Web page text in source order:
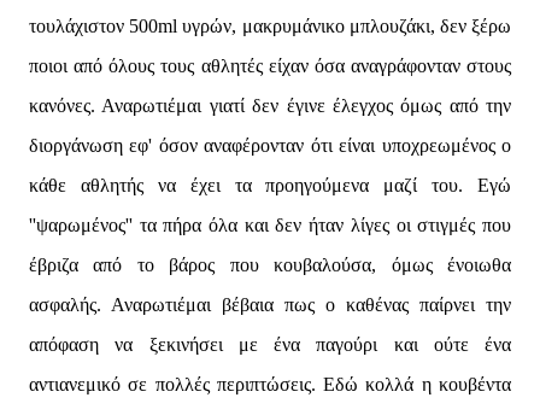
τουλάχιστον 500ml υγρών, μακρυμάνικο μπλουζάκι, δεν ξέρω
ποιοι από όλους τους αθλητές είχαν όσα αναγράφονταν στους
κανόνες. Αναρωτιέμαι γιατί δεν έγινε έλεγχος όμως από την
διοργάνωση εφ' όσον αναφέρονταν ότι είναι υποχρεωμένος ο
κάθε αθλητής να έχει τα προηγούμενα μαζί του. Εγώ
''ψαρωμένος'' τα πήρα όλα και δεν ήταν λίγες οι στιγμές που
έβριζα από το βάρος που κουβαλούσα, όμως ένοιωθα
ασφαλής. Αναρωτιέμαι βέβαια πως ο καθένας παίρνει την
απόφαση να ξεκινήσει με ένα παγούρι και ούτε ένα
αντιανεμικό σε πολλές περιπτώσεις. Εδώ κολλά η κουβέντα